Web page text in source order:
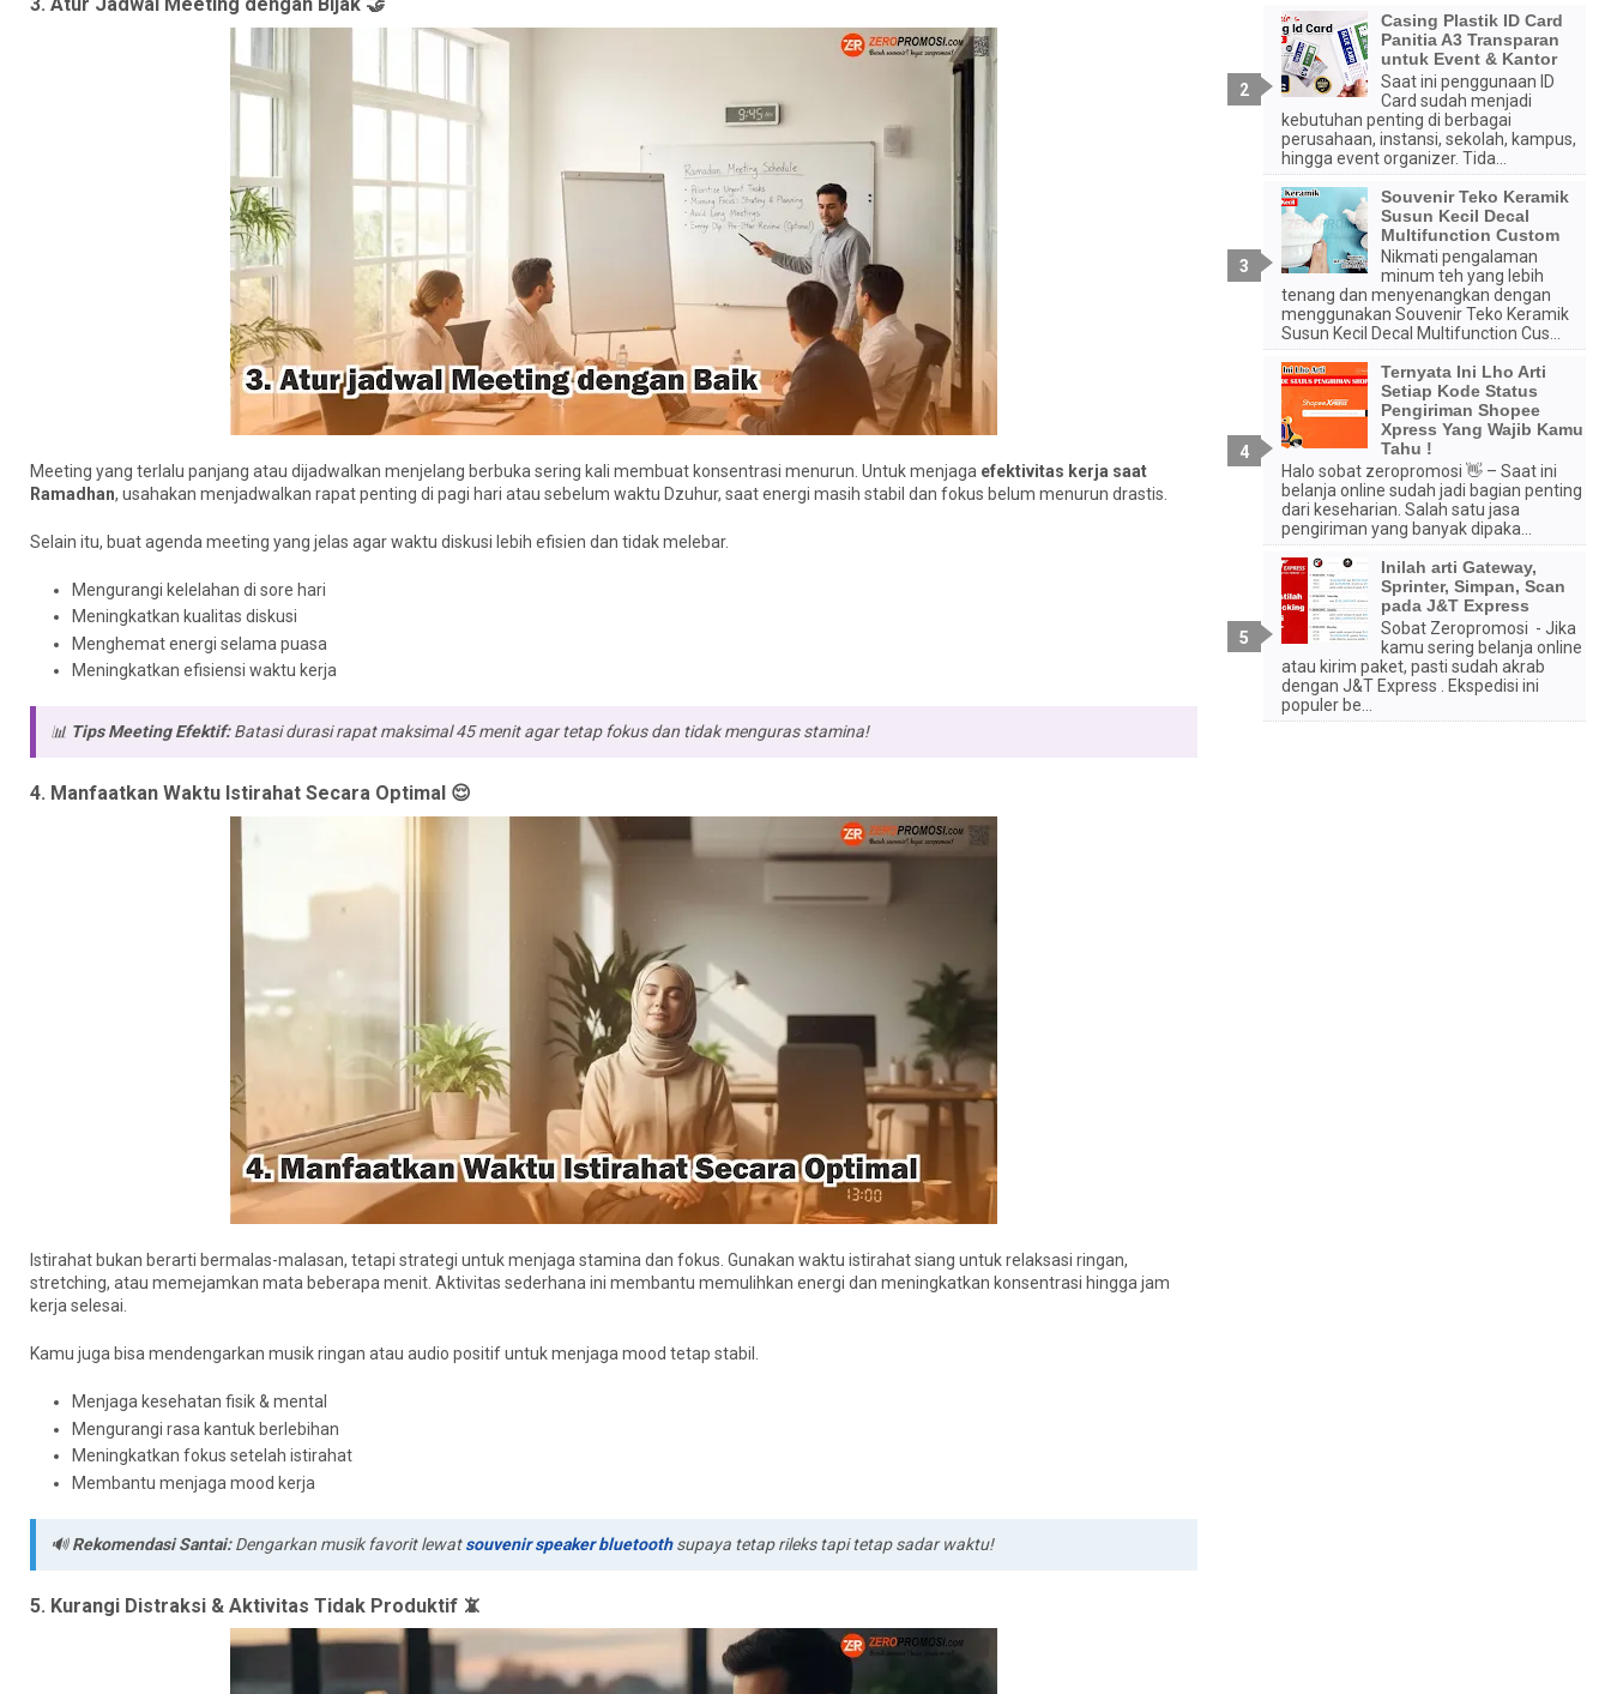
3. Atur Jadwal Meeting dengan Bijak 🤝
Meeting yang terlalu panjang atau dijadwalkan menjelang berbuka sering kali membuat konsentrasi menurun. Untuk menjaga efektivitas kerja saat
Ramadhan, usahakan menjadwalkan rapat penting di pagi hari atau sebelum waktu Dzuhur, saat energi masih stabil dan fokus belum menurun drastis.
Selain itu, buat agenda meeting yang jelas agar waktu diskusi lebih efisien dan tidak melebar.
Mengurangi kelelahan di sore hari
Meningkatkan kualitas diskusi
Menghemat energi selama puasa
Meningkatkan efisiensi waktu kerja
📊 Tips Meeting Efektif:Batasi durasi rapat maksimal 45 menit agar tetap fokus dan tidak menguras stamina!
4. Manfaatkan Waktu Istirahat Secara Optimal 😌
Istirahat bukan berarti bermalas-malasan, tetapi strategi untuk menjaga stamina dan fokus. Gunakan waktu istirahat siang untuk relaksasi ringan,
stretching, atau memejamkan mata beberapa menit. Aktivitas sederhana ini membantu memulihkan energi dan meningkatkan konsentrasi hingga jam
kerja selesai.
Kamu juga bisa mendengarkan musik ringan atau audio positif untuk menjaga mood tetap stabil.
Menjaga kesehatan fisik & mental
Mengurangi rasa kantuk berlebihan
Meningkatkan fokus setelah istirahat
Membantu menjaga mood kerja
🔊Rekomendasi Santai:Dengarkan musik favorit lewatsouvenir speaker bluetoothsupaya tetap rileks tapi tetap sadar waktu!
5. Kurangi Distraksi & Aktivitas Tidak Produktif 📵
Casing Plastik ID Card
Panitia A3 Transparan
untuk Event & Kantor
Saat ini penggunaan ID
Card sudah menjadi
kebutuhan penting di berbagai
perusahaan, instansi, sekolah, kampus,
hingga event organizer. Tida...
Souvenir Teko Keramik
Susun Kecil Decal
Multifunction Custom
Nikmati pengalaman
minum teh yang lebih
tenang dan menyenangkan dengan
menggunakan Souvenir Teko Keramik
Susun Kecil Decal Multifunction Cus...
Ternyata Ini Lho Arti
Setiap Kode Status
Pengiriman Shopee
Xpress Yang Wajib Kamu
Tahu !
Halo sobat zeropromosi 👋 – Saat ini
belanja online sudah jadi bagian penting
dari keseharian. Salah satu jasa
pengiriman yang banyak dipaka...
Inilah arti Gateway,
Sprinter, Simpan, Scan
pada J&T Express
Sobat Zeropromosi - Jika
kamu sering belanja online
atau kirim paket, pasti sudah akrab
dengan J&T Express . Ekspedisi ini
populer be...